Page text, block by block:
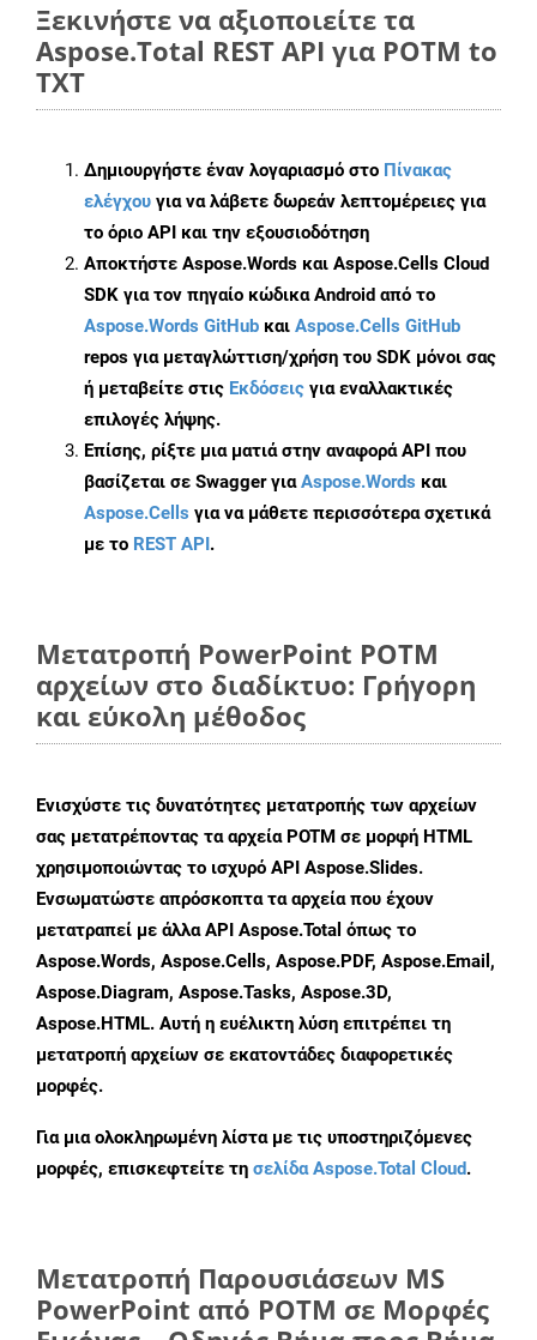
Ξεκινήστε να αξιοποιείτε τα
Aspose.Total REST API για POTM to
TXT
Δημιουργήστε έναν λογαριασμό στο Πίνακας
ελέγχου για να λάβετε δωρεάν λεπτομέρειες για
το όριο API και την εξουσιοδότηση
Αποκτήστε Aspose.Words και Aspose.Cells Cloud
SDK για τον πηγαίο κώδικα Android από το
Aspose.Words GitHub και Aspose.Cells GitHub
repos για μεταγλώττιση/χρήση του SDK μόνοι σας
ή μεταβείτε στις Εκδόσεις για εναλλακτικές
επιλογές λήψης.
Επίσης, ρίξτε μια ματιά στην αναφορά API που
βασίζεται σε Swagger γιαAspose.Words και
Aspose.Cells για να μάθετε περισσότερα σχετικά
με το REST API.
Μετατροπή PowerPoint POTM
αρχείων στο διαδίκτυο: Γρήγορη
και εύκολη μέθοδος
Ενισχύστε τις δυνατότητες μετατροπής των αρχείων
σας μετατρέποντας τα αρχεία POTM σε μορφή HTML
χρησιμοποιώντας το ισχυρό API Aspose.Slides.
Ενσωματώστε απρόσκοπτα τα αρχεία που έχουν
μετατραπεί με άλλα API Aspose.Total όπως το
Aspose.Words, Aspose.Cells, Aspose.PDF, Aspose.Email,
Aspose.Diagram, Aspose.Tasks, Aspose.3D,
Aspose.HTML. Αυτή η ευέλικτη λύση επιτρέπει τη
μετατροπή αρχείων σε εκατοντάδες διαφορετικές
μορφές.
Για μια ολοκληρωμένη λίστα με τις υποστηριζόμενες
μορφές, επισκεφτείτε τη σελίδα Aspose.Total Cloud.
Μετατροπή Παρουσιάσεων MS
PowerPoint από POTM σε Μορφές